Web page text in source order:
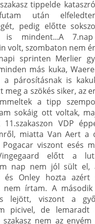
tippelde
után
pedig előtte
is mindent...A
volt, szombaton nem
sprinten Merlier
más kuka,
a párosításnak is
meg a szökés siker, az
a tipp
sokáig ott voltak,
11.szakaszon VDP
miatta Van Aert a
viszont esés
előtt a
nap nem jól sült el,
és Onley hozta azért
nem írtam. A
lejött, viszont a
picivel, de
szakasz nem az